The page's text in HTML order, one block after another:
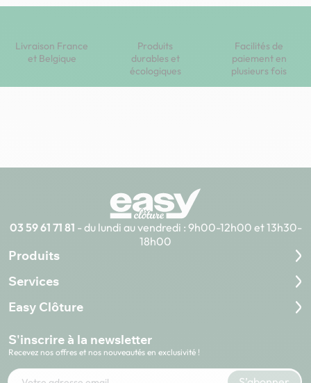
Livraison France
et Belgique
Produits
durables et
écologiques
Facilités de
paiement en
plusieurs fois
03 59 61 71 81 - du lundi au vendredi : 9h00-12h00 et 13h30-
18h00
S'inscrire à la newsletter
Recevez nos offres et nos nouveautés en exclusivité !
Votre adresse e-mail
Produits
Services
Easy Clôture